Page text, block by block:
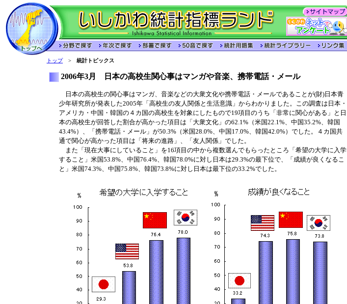
トップ> 統計トピックス
2006年3月 日本の高校生関心事はマンガや音楽、携帯電話・メール
日本の高校生の関心事はマンガ、音楽などの大衆文化や携帯電話・メールであることが(財)日本青
少年研究所が発表した2005年「高校生の友人関係と生活意識」からわかりました。この調査は日本・
アメリカ・中国・韓国の４カ国の高校生を対象にしたもので19項目のうち「非常に関心がある」と日
本の高校生が回答した割合が高かった項目は「大衆文化」の62.1%（米国22.1%、中国35.2%、韓国
43.4%）、「携帯電話・メール」が50.3%（米国28.0%、中国17.0%、韓国42.0%）でした。４カ国共
通で関心が高かった項目は「将来の進路」、「友人関係」でした。
また「現在大事にしていること」を16項目の中から複数選んでもらったところ「希望の大学に入学
すること」米国53.8%、中国76.4%、韓国78.0%に対し日本は29.3%の最下位で、「成績が良くなるこ
と」米国74.3%、中国75.8%、韓国73.8%に対し日本は最下位の33.2%でした。